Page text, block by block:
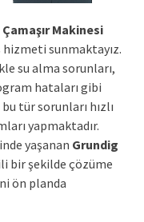
Çamaşır Makinesi
sunmaktayız.
su alma sorunları,
hataları gibi
tür sorunları hızlı
yapmaktadır.
yaşanan Grundig
bir şekilde çözüme
ön planda